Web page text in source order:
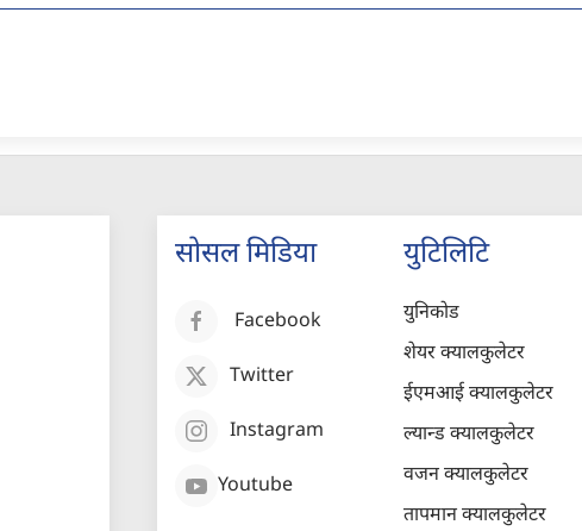
सोसल मिडिया
Facebook
Twitter
Instagram
Youtube
युटिलिटि
युनिकोड
शेयर क्यालकुलेटर
ईएमआई क्यालकुलेटर
ल्यान्ड क्यालकुलेटर
वजन क्यालकुलेटर
तापमान क्यालकुलेटर